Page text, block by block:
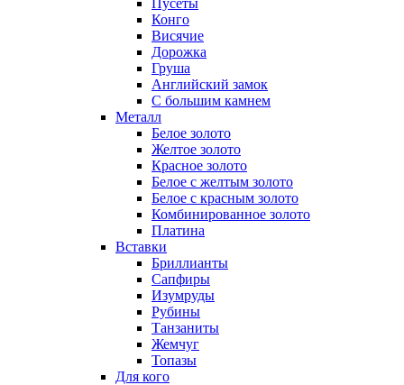
Пусеты
Конго
Висячие
Дорожка
Груша
Английский замок
С большим камнем
Металл
Белое золото
Желтое золото
Красное золото
Белое с желтым золото
Белое с красным золото
Комбинированное золото
Платина
Вставки
Бриллианты
Сапфиры
Изумруды
Рубины
Танзаниты
Жемчуг
Топазы
Для кого